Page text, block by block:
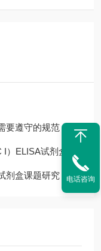
要遵守的规范
ELISA试剂盒
剂盒课题研究 电话咨询